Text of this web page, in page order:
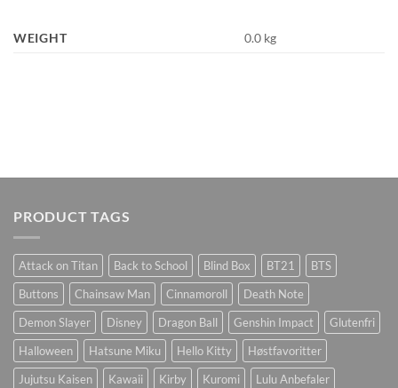
WEIGHT 0.0 kg
PRODUCT TAGS
Attack on Titan Back to School Blind Box BT21
BTS
Buttons
Chainsaw Man Cinnamoroll
Death Note
Demon Slayer
Disney Dragon Ball Genshin Impact
Glutenfri
Halloween
Hatsune Miku Hello Kitty
Høstfavoritter
Jujutsu Kaisen
Kawaii Kirby Kuromi
Lulu Anbefaler